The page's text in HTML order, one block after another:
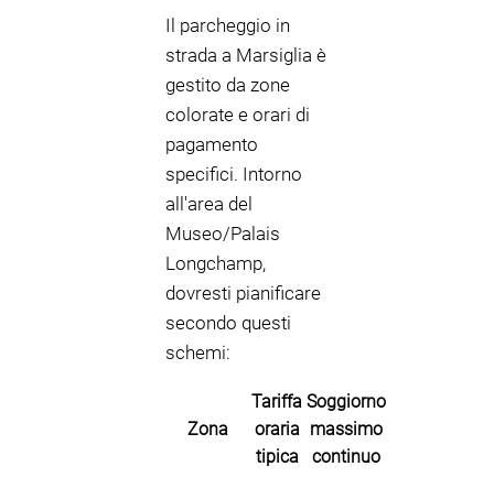
Il parcheggio in
strada a Marsiglia è
gestito da zone
colorate e orari di
pagamento
specifici. Intorno
all'area del
Museo/Palais
Longchamp,
dovresti pianificare
secondo questi
schemi:
Zona
Tariffa
oraria
tipica
Soggiorno
massimo
continuo